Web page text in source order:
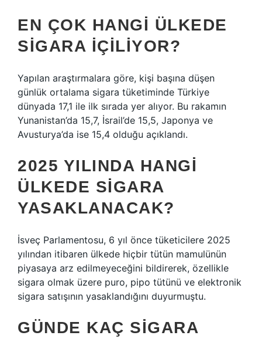
EN ÇOK HANGI ÜLKEDE
SIGARA IÇILIYOR?
Yapılan araştırmalara göre, kişi başına düşen
günlük ortalama sigara tüketiminde Türkiye
dünyada 17,1 ile ilk sırada yer alıyor. Bu rakamın
Yunanistan’da 15,7, İsrail’de 15,5, Japonya ve
Avusturya’da ise 15,4 olduğu açıklandı.
2025 YILINDA HANGI
ÜLKEDE SIGARA
YASAKLANACAK?
İsveç Parlamentosu, 6 yıl önce tüketicilere 2025
yılından itibaren ülkede hiçbir tütün mamulünün
piyasaya arz edilmeyeceğini bildirerek, özellikle
sigara olmak üzere puro, pipo tütünü ve elektronik
sigara satışının yasaklandığını duyurmuştu.
GÜNDE KAÇ SIGARA